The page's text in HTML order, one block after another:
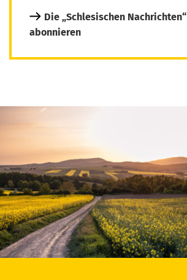
Die „Schlesischen Nachrichten“
abonnieren